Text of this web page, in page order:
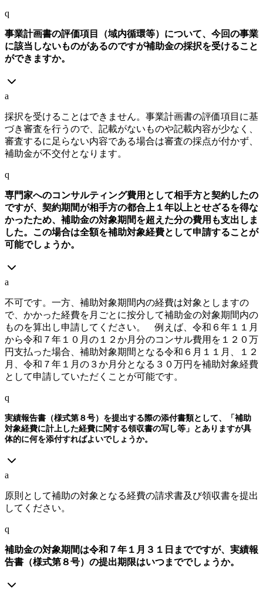
q
事業計画書の評価項目（域内循環等）について、今回の事業
に該当しないものがあるのですが補助金の採択を受けること
ができますか。
a
採択を受けることはできません。事業計画書の評価項目に基
づき審査を行うので、記載がないものや記載内容が少なく、
審査するに足らない内容である場合は審査の採点が付かず、
補助金が不交付となります。
q
専門家へのコンサルティング費用として相手方と契約したの
ですが、契約期間が相手方の都合上１年以上とせざるを得な
かったため、補助金の対象期間を超えた分の費用も支出しま
した。この場合は全額を補助対象経費として申請することが
可能でしょうか。
a
不可です。一方、補助対象期間内の経費は対象としますの
で、かかった経費を月ごとに按分して補助金の対象期間内の
ものを算出し申請してください。 例えば、令和６年１１月
から令和７年１０月の１２か月分のコンサル費用を１２０万
円支払った場合、補助対象期間となる令和６月１１月、１２
月、令和７年１月の３か月分となる３０万円を補助対象経費
として申請していただくことが可能です。
q
実績報告書（様式第８号）を提出する際の添付書類として、「補助
対象経費に計上した経費に関する領収書の写し等」とありますが具
体的に何を添付すればよいでしょうか。
a
原則として補助の対象となる経費の請求書及び領収書を提出
してください。
q
補助金の対象期間は令和７年１月３１日までですが、実績報
告書（様式第８号）の提出期限はいつまででしょうか。